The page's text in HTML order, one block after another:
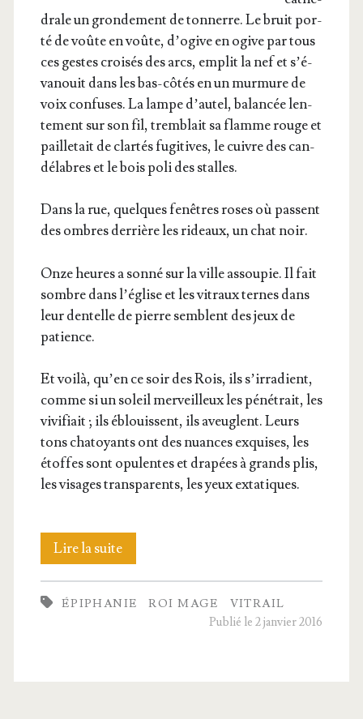
drale un gron­de­ment de ton­nerre. Le bruit por­
té de voûte en voûte, d’o­give en ogive par tous
ces gestes croi­sés des arcs, emplit la nef et s’é­
va­nouit dans les bas-côtés en un mur­mure de
voix confuses. La lampe d’au­tel, balan­cée len­
te­ment sur son fil, trem­blait sa flamme rouge et
paille­tait de clar­tés fugi­tives, le cuivre des can­
dé­labres et le bois poli des stalles.
Dans la rue, quelques fenêtres roses où passent
des ombres der­rière les rideaux, un chat noir.
Onze heures a son­né sur la ville assou­pie. Il fait
sombre dans l’é­glise et les vitraux ternes dans
leur den­telle de pierre semblent des jeux de
patience.
Et voi­là, qu’en ce soir des Rois, ils s’ir­ra­dient,
comme si un soleil mer­veilleux les péné­trait, les
vivi­fiait ; ils éblouissent, ils aveuglent. Leurs
tons cha­toyants ont des nuances exquises, les
étoffes sont opu­lentes et dra­pées à grands plis,
les visages trans­pa­rents, les yeux extatiques.
Lire la suiteÉpi­
pha­
nie
ÉPIPHANIE ROI MAGE
VITRAIL
Publié le 2 janvier 2016